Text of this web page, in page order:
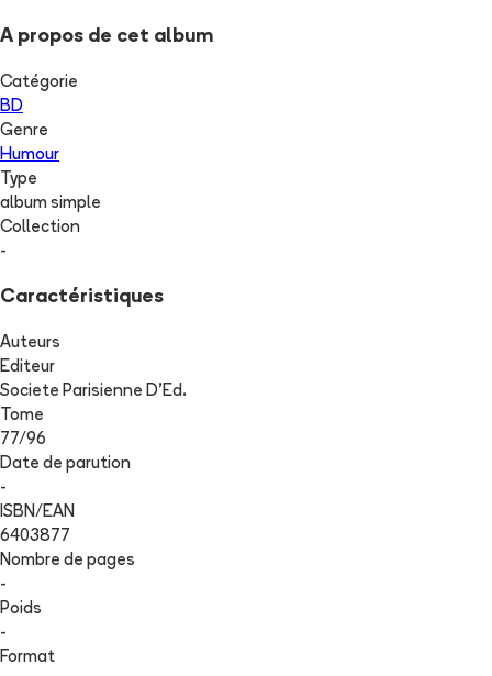
A propos de cet album
Catégorie
BD
Genre
Humour
Type
album simple
Collection
-
Caractéristiques
Auteurs
Editeur
Societe Parisienne D'Ed.
Tome
77/96
Date de parution
-
ISBN/EAN
6403877
Nombre de pages
-
Poids
-
Format